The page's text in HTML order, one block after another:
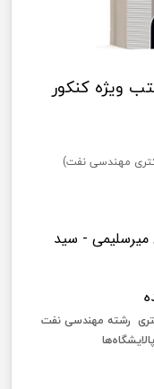
ویژه کنکور
مهندسی نفت)
- سید
رشته مهندسی نفت